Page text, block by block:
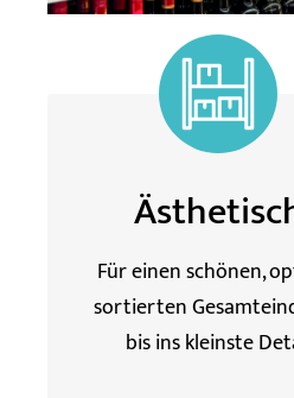
Für einen schönen,
sortierten
bis ins kleinste